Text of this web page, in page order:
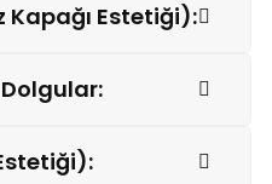
Kapağı Estetiği):